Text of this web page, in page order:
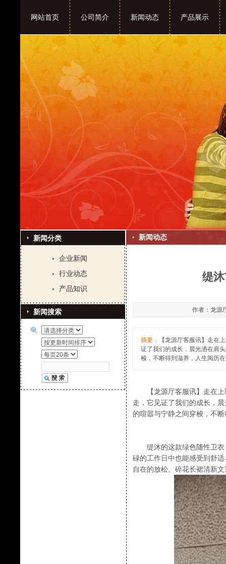
网站首页 公司简介 新闻动态 产品展示
新闻搜索
新闻分类
企业新闻
行业动态
产品知识
新闻动态
缇
作者：龙
摘要：
【龙源厅客服讯】走在
证了我们的成长，晨光洒在肩
梭，不断得到滋养，人生阅历
【龙源厅客服讯】走在上
走，它见证了我们的成长，
的喧嚣与宁静之间穿梭，不
缇沐的这款绿色随性卫衣
碌的工作日中也能感受到舒
自在的放松。碎花长裙清新